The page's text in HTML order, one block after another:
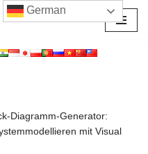
Diagramm-Generator:
mit Visual
German